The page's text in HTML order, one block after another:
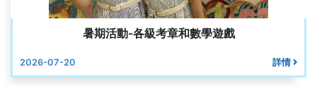
暑期活動-各級考章和數學遊戲
2026-07-20 詳情